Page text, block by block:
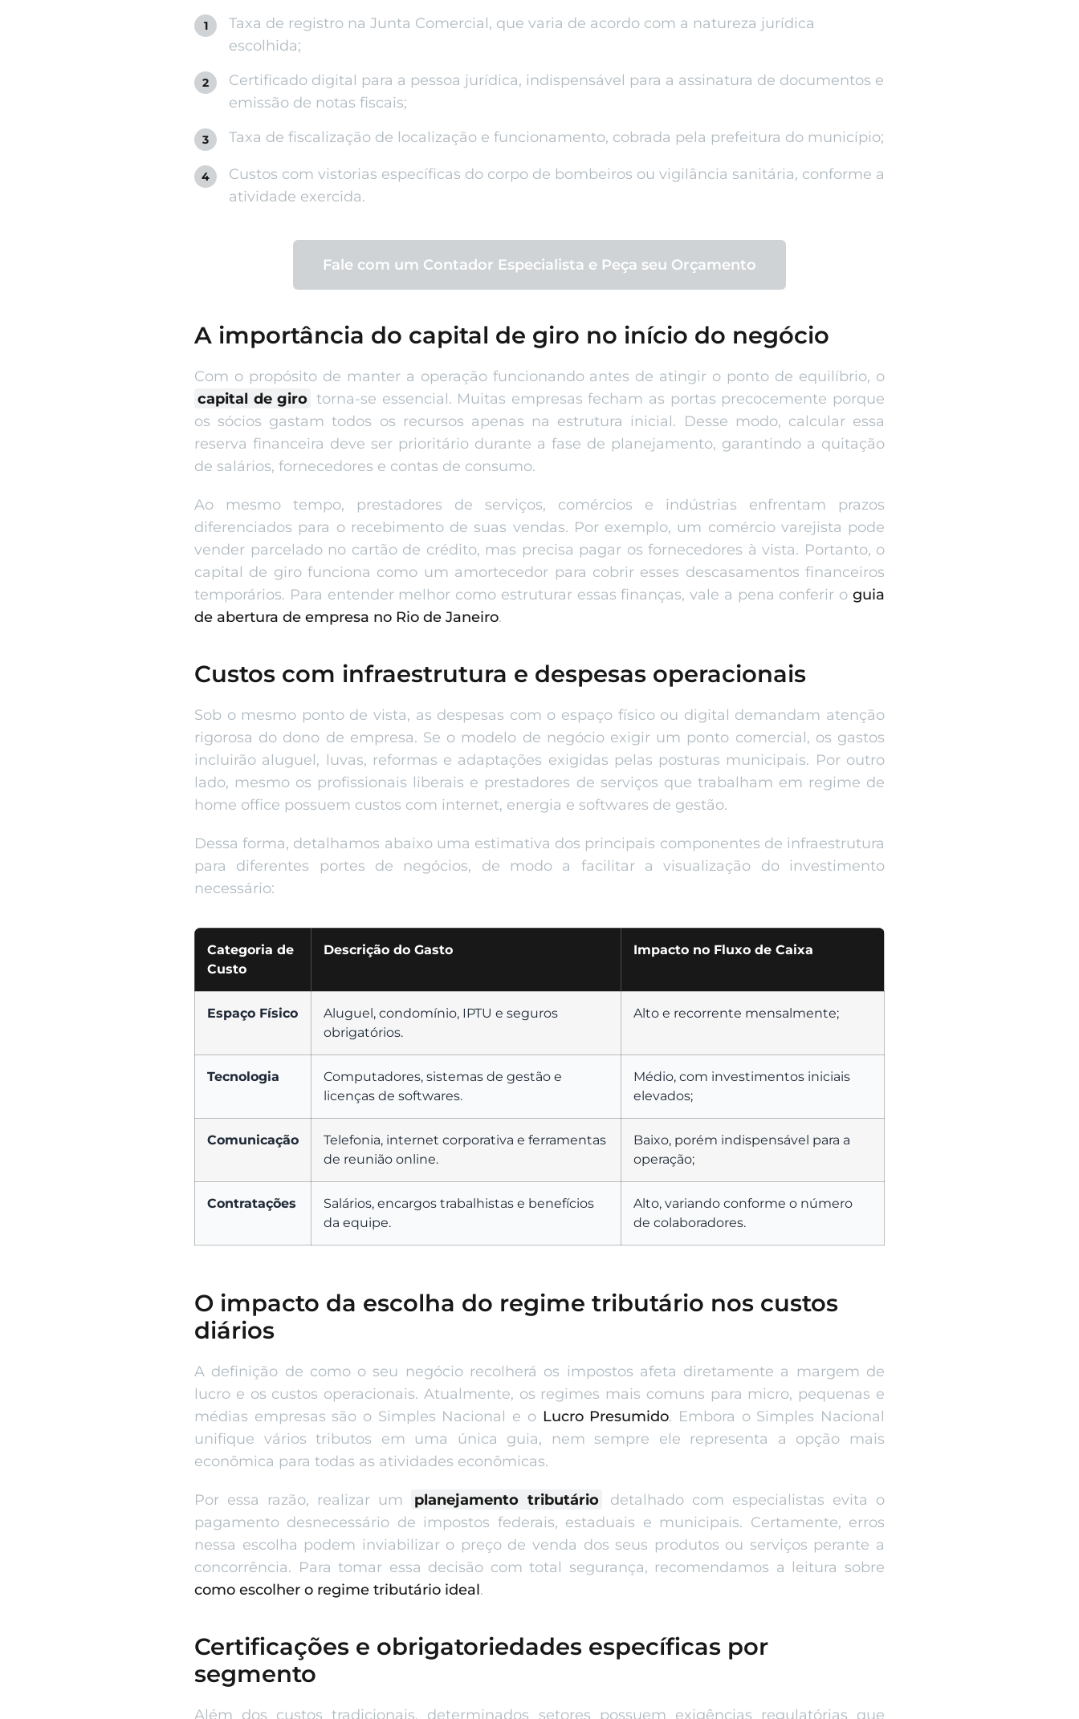
1
Taxa de registro na Junta Comercial, que varia de acordo com a natureza jurídica
escolhida;
2
Certificado digital para a pessoa jurídica, indispensável para a assinatura de documentos e
emissão de notas fiscais;
3 Taxa de fiscalização de localização e funcionamento, cobrada pela prefeitura do município;
4
Custos com vistorias específicas do corpo de bombeiros ou vigilância sanitária, conforme a
atividade exercida.
Fale com um Contador Especialista e Peça seu Orçamento
A importância do capital de giro no início do negócio
Com o propósito de manter a operação funcionando antes de atingir o ponto de equilíbrio, o
capital de giro torna-se essencial. Muitas empresas fecham as portas precocemente porque
os sócios gastam todos os recursos apenas na estrutura inicial. Desse modo, calcular essa
reserva financeira deve ser prioritário durante a fase de planejamento, garantindo a quitação
de salários, fornecedores e contas de consumo.
Ao mesmo tempo, prestadores de serviços, comércios e indústrias enfrentam prazos
diferenciados para o recebimento de suas vendas. Por exemplo, um comércio varejista pode
vender parcelado no cartão de crédito, mas precisa pagar os fornecedores à vista. Portanto, o
capital de giro funciona como um amortecedor para cobrir esses descasamentos financeiros
temporários. Para entender melhor como estruturar essas finanças, vale a pena conferir o guia
de abertura de empresa no Rio de Janeiro.
Custos com infraestrutura e despesas operacionais
Sob o mesmo ponto de vista, as despesas com o espaço físico ou digital demandam atenção
rigorosa do dono de empresa. Se o modelo de negócio exigir um ponto comercial, os gastos
incluirão aluguel, luvas, reformas e adaptações exigidas pelas posturas municipais. Por outro
lado, mesmo os profissionais liberais e prestadores de serviços que trabalham em regime de
home office possuem custos com internet, energia e softwares de gestão.
Dessa forma, detalhamos abaixo uma estimativa dos principais componentes de infraestrutura
para diferentes portes de negócios, de modo a facilitar a visualização do investimento
necessário:
Categoria de
Custo
Descrição do Gasto Impacto no Fluxo de Caixa
Espaço Físico
Aluguel, condomínio, IPTU e seguros
obrigatórios.
Alto e recorrente mensalmente;
Tecnologia
Computadores, sistemas de gestão e
licenças de softwares.
Médio, com investimentos iniciais
elevados;
Comunicação
Telefonia, internet corporativa e ferramentas
de reunião online.
Baixo, porém indispensável para a
operação;
Contratações
Salários, encargos trabalhistas e benefícios
da equipe.
Alto, variando conforme o número
de colaboradores.
O impacto da escolha do regime tributário nos custos
diários
A definição de como o seu negócio recolherá os impostos afeta diretamente a margem de
lucro e os custos operacionais. Atualmente, os regimes mais comuns para micro, pequenas e
médias empresas são o Simples Nacional e o Lucro Presumido. Embora o Simples Nacional
unifique vários tributos em uma única guia, nem sempre ele representa a opção mais
econômica para todas as atividades econômicas.
Por essa razão, realizar um planejamento tributário
detalhado com especialistas evita o
pagamento desnecessário de impostos federais, estaduais e municipais. Certamente, erros
nessa escolha podem inviabilizar o preço de venda dos seus produtos ou serviços perante a
concorrência. Para tomar essa decisão com total segurança, recomendamos a leitura sobre
como escolher o regime tributário ideal.
Certificações e obrigatoriedades específicas por
segmento
Além dos custos tradicionais, determinados setores possuem exigências regulatórias que